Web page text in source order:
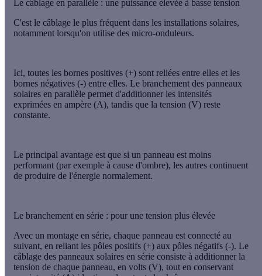
Le câblage en parallèle : une puissance élevée à basse tension
C'est le câblage le plus fréquent dans les installations solaires,
notamment lorsqu'on utilise des micro-onduleurs.
Ici, toutes les bornes positives (+) sont reliées entre elles et les
bornes négatives (-) entre elles. Le branchement des panneaux
solaires en parallèle permet d'additionner les intensités
exprimées en ampère (A), tandis que la tension (V) reste
constante.
Le principal avantage est que si un panneau est moins
performant (par exemple à cause d'ombre), les autres continuent
de produire de l'énergie normalement.
Le branchement en série : pour une tension plus élevée
Avec un montage en série, chaque panneau est connecté au
suivant, en reliant les pôles positifs (+) aux pôles négatifs (-). Le
câblage des panneaux solaires en série consiste à additionner la
tension de chaque panneau, en volts (V), tout en conservant